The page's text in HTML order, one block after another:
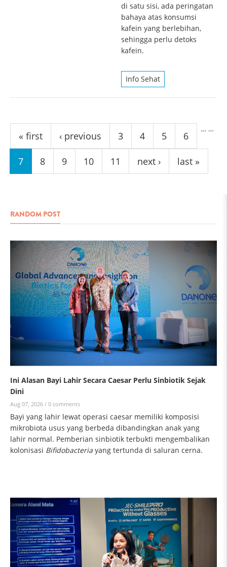
di satu sisi, ada peringatan
bahaya atas konsumsi
kafein yang berlebihan,
sehingga perlu detoks
kafein.
Info Sehat
Pages
« first ‹ previous
…
3 4 5 6
7 8 9 10 11
…
next › last »
RANDOM POST
Ini Alasan Bayi Lahir Secara Caesar Perlu Sinbiotik Sejak
Dini
Aug 07, 2026 / 0 comments
Bayi yang lahir lewat operasi caesar memiliki komposisi
mikrobiota usus yang berbeda dibandingkan anak yang
lahir normal. Pemberian sinbiotik terbukti mengembalikan
kolonisasi Bifidobacteria yang tertunda di saluran cerna.